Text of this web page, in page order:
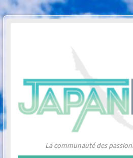
La communauté des